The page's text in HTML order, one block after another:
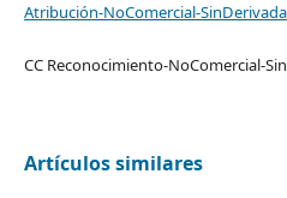
Atribución-NoComercial-
CC Reconocimiento-NoComercial-
Artículos similares